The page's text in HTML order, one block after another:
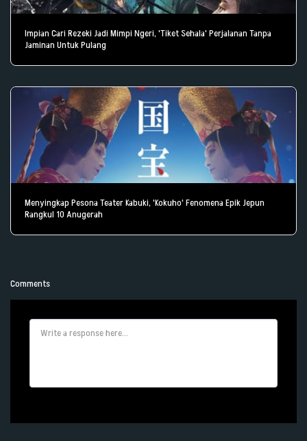
Impian Cari Rezeki Jadi Mimpi Ngeri, 'Tiket Sehala' Perjalanan Tanpa
Jaminan Untuk Pulang
Menyingkap Pesona Teater Kabuki, 'Kokuho' Fenomena Epik Jepun
Rangkul 10 Anugerah
Comments